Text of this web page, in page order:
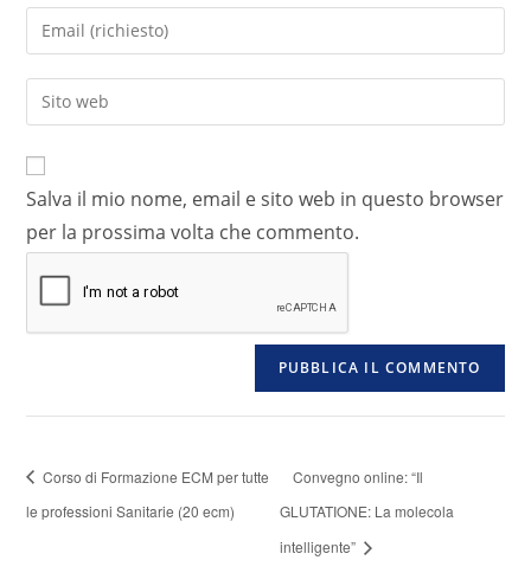
Salva il mio nome, email e sito web in questo browser
per la prossima volta che commento.
Corso di Formazione ECM per tutte
le professioni Sanitarie (20 ecm)
Convegno online: “Il
GLUTATIONE: La molecola
intelligente”